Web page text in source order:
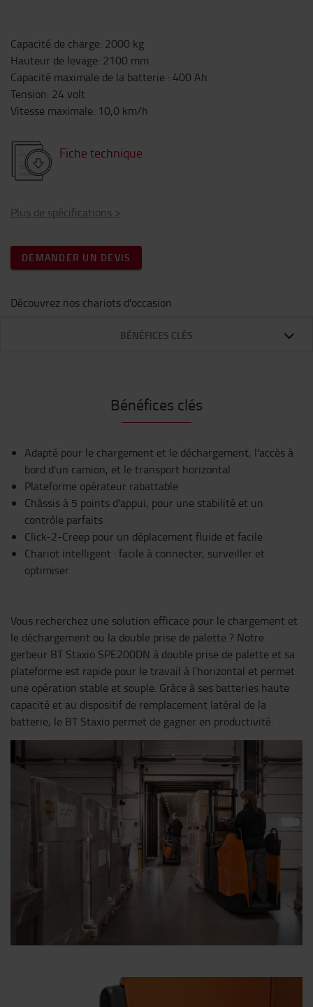
Capacité de charge: 2000 kg
Hauteur de levage: 2100 mm
Capacité maximale de la batterie : 400 Ah
Tension: 24 volt
Vitesse maximale: 10,0 km/h
Fiche technique
Plus de spécifications >
DEMANDER UN DEVIS
Découvrez nos chariots d'occasion
BÉNÉFICES CLÉS
Bénéfices clés
Adapté pour le chargement et le déchargement, l'accès à
bord d'un camion, et le transport horizontal
Plateforme opérateur rabattable
Châssis à 5 points d'appui, pour une stabilité et un
contrôle parfaits
Click-2-Creep pour un déplacement fluide et facile
Chariot intelligent : facile à connecter, surveiller et
optimiser
Vous recherchez une solution efficace pour le chargement et
le déchargement ou la double prise de palette ? Notre
gerbeur BT Staxio SPE200DN à double prise de palette et sa
plateforme est rapide pour le travail à l’horizontal et permet
une opération stable et souple. Grâce à ses batteries haute
capacité et au dispositif de remplacement latéral de la
batterie, le BT Staxio permet de gagner en productivité.